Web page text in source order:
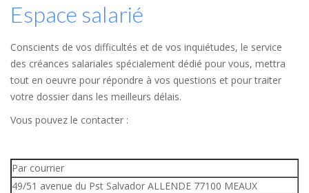
Espace salarié
Conscients de vos difficultés et de vos inquiétudes, le service
des créances salariales spécialement dédié pour vous, mettra
tout en oeuvre pour répondre à vos questions et pour traiter
votre dossier dans les meilleurs délais.
Vous pouvez le contacter :
Par courrier
49/51 avenue du Pst Salvador ALLENDE 77100 MEAUX